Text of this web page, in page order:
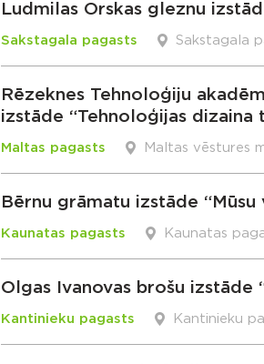
Ludmilas Orskas gleznu
Sakstagala pagasts Sakstagala
Rēzeknes Tehnoloģiju
izstāde “Tehnoloģijas dizaina
Maltas pagasts Maltas vēstures
Bērnu grāmatu izstāde
Kaunatas pagasts Kaunatas
Olgas Ivanovas brošu izstāde
Kantinieku pagasts Kantinieku